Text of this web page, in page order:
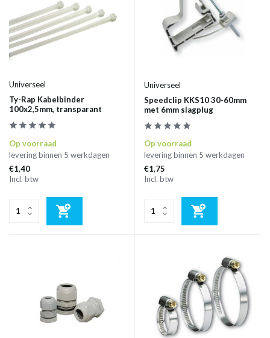
Universeel
Ty-Rap Kabelbinder
100x2,5mm, transparant
Op voorraad
levering binnen 5 werkdagen
€1,40
Incl. btw
Universeel
Speedclip KKS10 30-60mm
met 6mm slagplug
Op voorraad
levering binnen 5 werkdagen
€1,75
Incl. btw